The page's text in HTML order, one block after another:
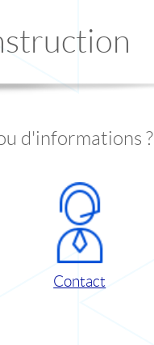
d'informations ?
Contact